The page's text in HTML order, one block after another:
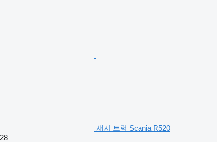
섀시 트럭 Scania R520
28